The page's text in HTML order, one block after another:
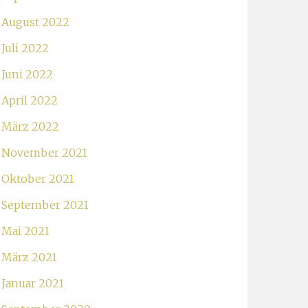
August 2022
Juli 2022
Juni 2022
April 2022
März 2022
November 2021
Oktober 2021
September 2021
Mai 2021
März 2021
Januar 2021